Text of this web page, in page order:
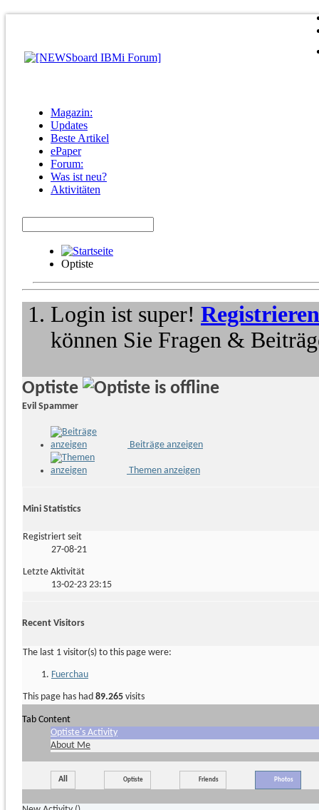
Magazin:
Updates
Beste Artikel
ePaper
Forum:
Was ist neu?
Aktivitäten
Optiste
Login ist super! Registrieren
können Sie Fragen &
Optiste
Evil Spammer
Beiträge anzeigen
Themen anzeigen
Mini Statistics
Registriert seit
27-08-21
Letzte Aktivität
13-02-23 23:15
Recent Visitors
The last 1 visitor(s) to this page were:
Fuerchau
This page has had 89.265 visits
Tab Content
Optiste's Activity
About Me
All Optiste Friends Photos